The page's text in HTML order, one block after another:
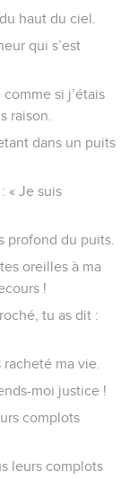
père ; nos
; notre bois,
dos. Nous
l'Assyrie, pour
c'est nous qui
personne pour
la nourriture à
à cause des
filles dans
personne des